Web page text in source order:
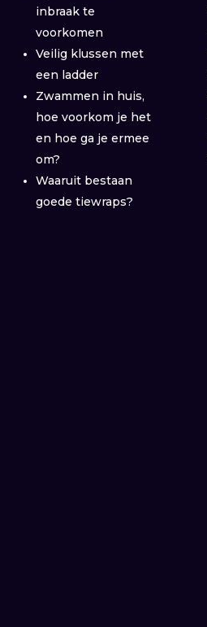
inbraak te
voorkomen
Veilig klussen met
een ladder
Zwammen in huis,
hoe voorkom je het
en hoe ga je ermee
om?
Waaruit bestaan
goede tiewraps?